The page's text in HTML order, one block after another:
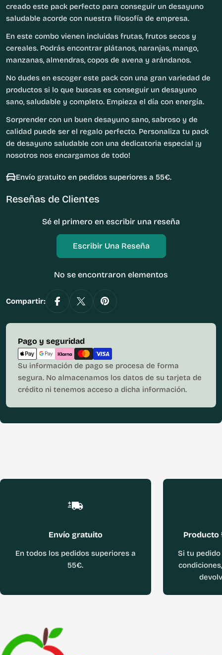
creado este pack perfecto para conseguir un desayuno
saludable acorde con nuestra filosofía de empresa.
En este combo vienen incluidas frutas, frutos secos y
cereales. Podrás encontrar plátanos, naranjas, mango,
manzanas, almendras, copos de avena y arándanos.
No dudes en escoger este pack con una gran variedad de
productos si lo que buscas es conseguir un desayuno
sano, saludable y completo. Empieza el día con energía.
Sorprender con un buen desayuno sano, sabroso y de
calidad puede ser el regalo perfecto. Personaliza tu pack
de desayuno saludable con una dedicatoria especial ¡y
nosotros nos encargamos de todo!
Envío gratuito en pedidos superiores a 55€.
Reseñas de Clientes
Sé el primero en escribir una reseña
Escribir Una Reseña
No se encontraron elementos
Compartir:
Pago y seguridad
Métodos
de
pago
Su información de pago se procesa de forma
segura. No almacenamos los datos de su tarjeta de
crédito ni tenemos acceso a dicha información.
Envío gratuito
En todos los pedidos superiores a
55€.
Producto
Si tu